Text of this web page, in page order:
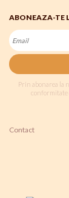
ABONEAZA-TE
Prin abonarea la
conformitate
Contact